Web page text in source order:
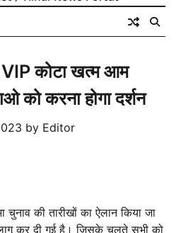
कोटा खत्म आम
को करना होगा दर्शन
by Editor
चुनाव की तारीखों का ऐलान किया जा
कर दी गई है। जिसके चलते सभी को